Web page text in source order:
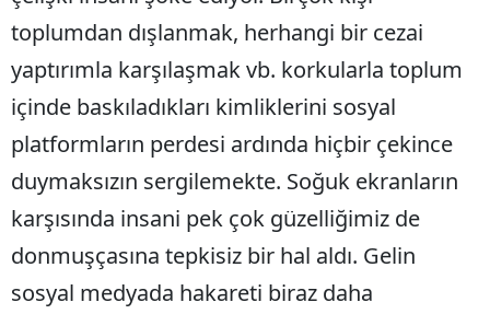
Burdur
Bursa
Çanakkale
Çorum
Denizli
toplumdan dışlanmak, herhangi bir cezai
yaptırımla karşılaşmak vb. korkularla toplum
içinde baskıladıkları kimliklerini sosyal
platformların perdesi ardında hiçbir çekince
duymaksızın sergilemekte. Soğuk ekranların
karşısında insani pek çok güzelliğimiz de
donmuşçasına tepkisiz bir hal aldı. Gelin
sosyal medyada hakareti biraz daha